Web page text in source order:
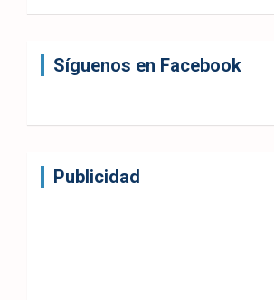
Síguenos en Facebook
Publicidad